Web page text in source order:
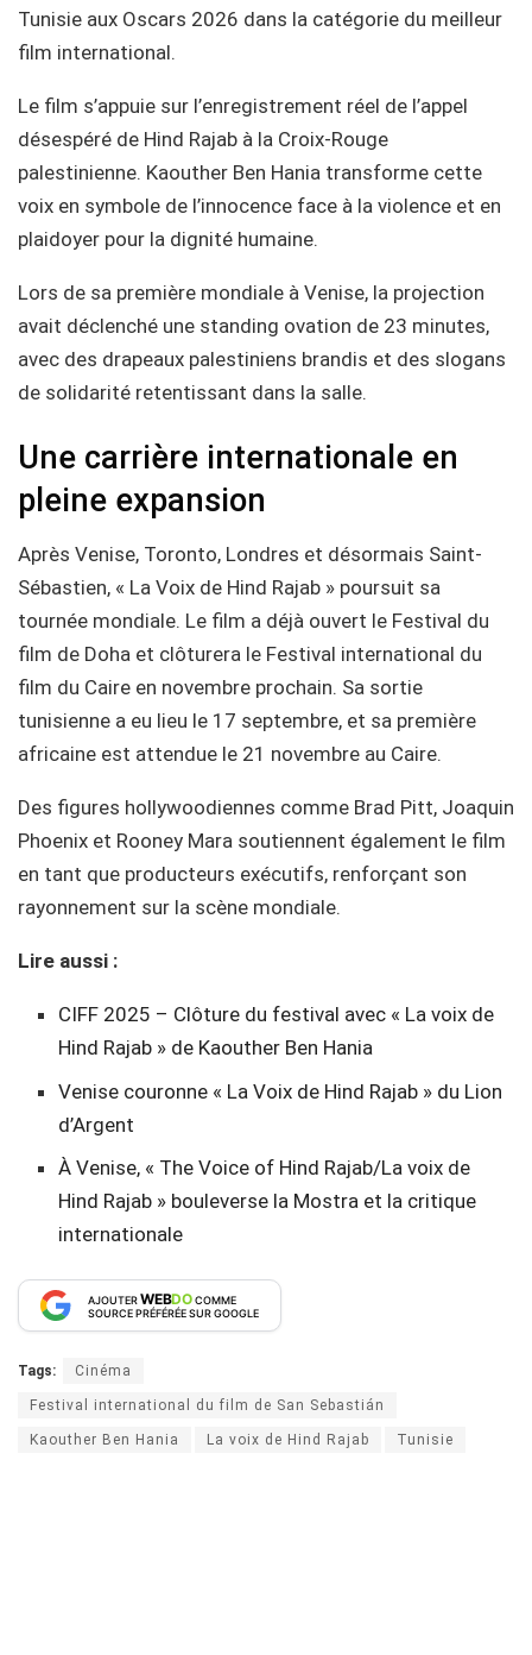
Tunisie aux Oscars 2026 dans la catégorie du meilleur
film international.
Le film s’appuie sur l’enregistrement réel de l’appel
désespéré de Hind Rajab à la Croix-Rouge
palestinienne. Kaouther Ben Hania transforme cette
voix en symbole de l’innocence face à la violence et en
plaidoyer pour la dignité humaine.
Lors de sa première mondiale à Venise, la projection
avait déclenché une standing ovation de 23 minutes,
avec des drapeaux palestiniens brandis et des slogans
de solidarité retentissant dans la salle.
Une carrière internationale en
pleine expansion
Après Venise, Toronto, Londres et désormais Saint-
Sébastien, « La Voix de Hind Rajab » poursuit sa
tournée mondiale. Le film a déjà ouvert le Festival du
film de Doha et clôturera le Festival international du
film du Caire en novembre prochain. Sa sortie
tunisienne a eu lieu le 17 septembre, et sa première
africaine est attendue le 21 novembre au Caire.
Des figures hollywoodiennes comme Brad Pitt, Joaquin
Phoenix et Rooney Mara soutiennent également le film
en tant que producteurs exécutifs, renforçant son
rayonnement sur la scène mondiale.
Lire aussi :
CIFF 2025 – Clôture du festival avec « La voix de
Hind Rajab » de Kaouther Ben Hania
Venise couronne « La Voix de Hind Rajab » du Lion
d’Argent
À Venise, « The Voice of Hind Rajab/La voix de
Hind Rajab » bouleverse la Mostra et la critique
internationale
AJOUTERWEBDOCOMME
SOURCE PRÉFÉRÉE SUR GOOGLE
Tags: Cinéma
Festival international du film de San Sebastián
Kaouther Ben Hania La voix de Hind Rajab Tunisie